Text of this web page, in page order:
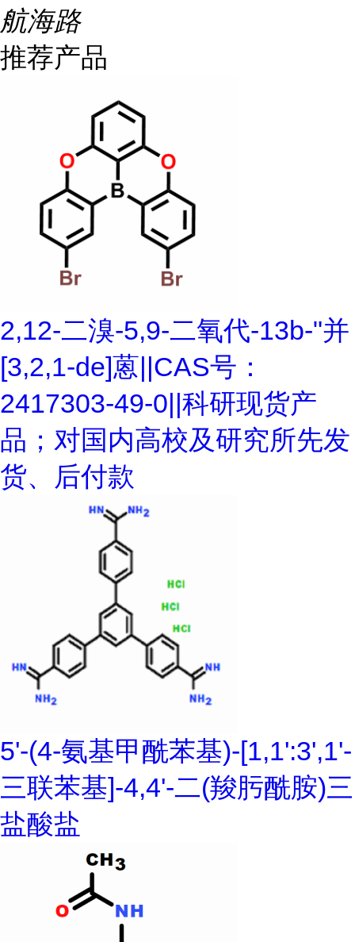
航海路
推荐产品
2,12-二溴-5,9-二氧代-13b-"并
[3,2,1-de]蒽||CAS号：
2417303-49-0||科研现货产
品；对国内高校及研究所先发
货、后付款
5'-(4-氨基甲酰苯基)-[1,1':3',1'-
三联苯基]-4,4'-二(羧肟酰胺)三
盐酸盐